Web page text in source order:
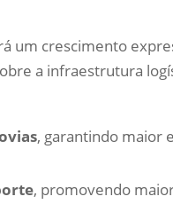
um crescimento
a infraestrutura
, garantindo maior
, promovendo